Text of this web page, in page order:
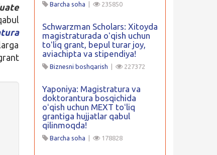
Barcha soha 235850
Schwarzman Scholars: Xitoyda
magistraturada oʻqish uchun
toʻliq grant, bepul turar joy,
aviachipta va stipendiya!
Biznesni boshqarish 227372
Yaponiya: Magistratura va
doktorantura bosqichida
oʻqish uchun MEXT toʻliq
grantiga hujjatlar qabul
qilinmoqda!
Barcha soha 178828